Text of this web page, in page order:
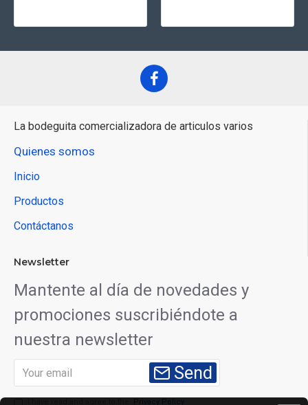
La bodeguita comercializadora de articulos varios
Quienes somos
Inicio
Productos
Contáctanos
Newsletter
Mantente al día de novedades y
promociones suscribiéndote a
nuestra newsletter
Send
Privacy Policy